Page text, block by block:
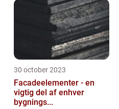
30 october 2023
Facadeelementer - en
vigtig del af enhver
bygnings...